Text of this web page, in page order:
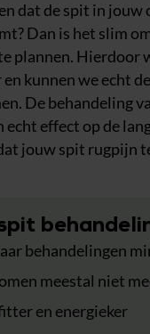
dat de spit in jouw
Dan is het slim
plannen. Hierdoor
kunnen we echt
De behandeling
echt effect op de
jouw spit rugpijn
behandelingen
meestal niet
en energieker